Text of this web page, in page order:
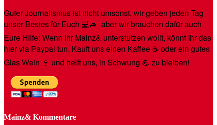
Guter Journalismus ist nicht umsonst, wir geben jeden Tag
unser Bestes für Euch 💻🚙- aber wir brauchen dafür auch
Eure Hilfe: Wenn Ihr Mainz& unterstützen wollt, könnt Ihr das
hier via Paypal tun. Kauft uns einen Kaffee ☕️ oder ein gutes
Glas Wein 🍷 und helft uns, in Schwung 💪 zu bleiben!
Mainz& Kommentare